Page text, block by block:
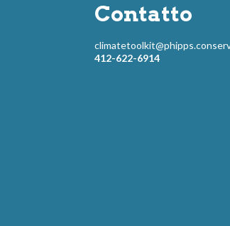
Contatto
412-622-6914